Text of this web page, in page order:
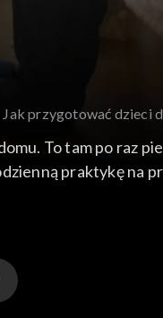
Jak przygotować
To tam po raz
praktykę